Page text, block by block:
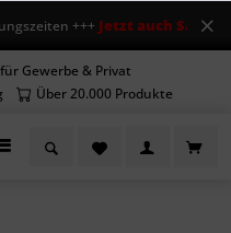
+++Jetzt auch Sa
Gewerbe & Privat
Über 20.000 Produkte